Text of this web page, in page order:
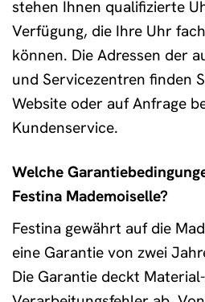
stehen Ihnen qualifizierte
Verfügung, die Ihre Uhr
können. Die Adressen der
und Servicezentren finden
Website oder auf Anfrage
Kundenservice.
Welche
Festina Mademoiselle?
Festina gewährt auf die
eine Garantie von zwei
Die Garantie deckt